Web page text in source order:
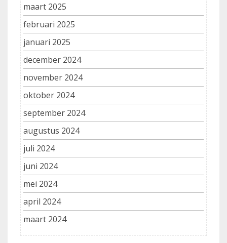
maart 2025
februari 2025
januari 2025
december 2024
november 2024
oktober 2024
september 2024
augustus 2024
juli 2024
juni 2024
mei 2024
april 2024
maart 2024